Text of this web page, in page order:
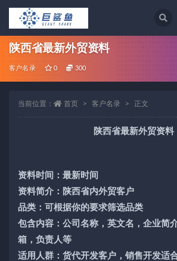
陕西省最新外贸资料
客户名录 0 300
当前位置： 首页 客户名录 正文
陕西省最新外贸资料
资料时间：最新时间
资料简介：陕西省内外贸客户
品类：可根据你的要求筛选品类
包含内容：公司名称，英文名，企业简
箱，负责人等
适用人群：货代开发客户，销售开发适